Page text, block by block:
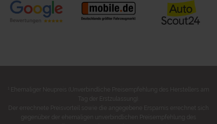
Ehemaliger Neupreis (Unverbindliche Preisempfehlung des Herstellers am
Tag der Erstzulassung).
Der errechnete Preisvorteil sowie die angegebene Ersparnis errechnet sich
gegenüber der ehemaligen unverbindlichen Preisempfehlung des